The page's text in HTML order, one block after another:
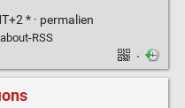
* · permalien
RSS
·